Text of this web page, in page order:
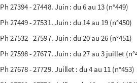
Ph 27394 - 27448. Juin : du 6 au 13 (n°449)
Ph 27449 - 27531. Juin : du 14 au 19 (n°450)
Ph 27532 - 27597. Juin : du 20 au 26 (n°451)
Ph 27598 - 27677. Juin : du 27 au 3 juillet
Ph 27678 - 27729. Juillet : du 4 au 11 (n°453)